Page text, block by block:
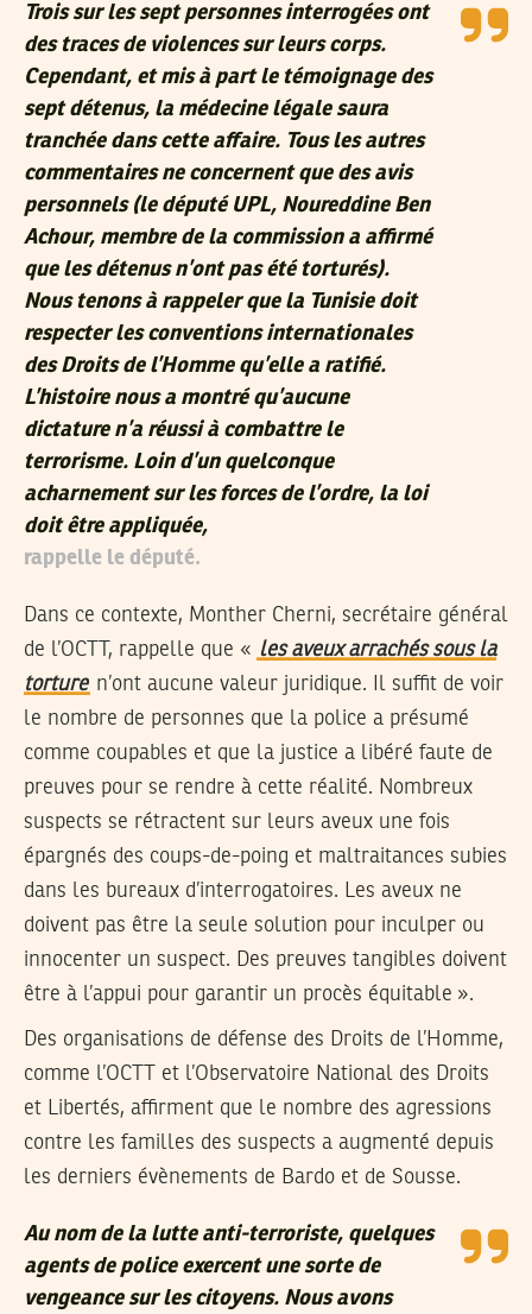
Trois sur les sept personnes interrogées ont
des traces de violences sur leurs corps.
Cependant, et mis à part le témoignage des
sept détenus, la médecine légale saura
tranchée dans cette affaire. Tous les autres
commentaires ne concernent que des avis
personnels (le député UPL, Noureddine Ben
Achour, membre de la commission a affirmé
que les détenus n’ont pas été torturés).
Nous tenons à rappeler que la Tunisie doit
respecter les conventions internationales
des Droits de l’Homme qu’elle a ratifié.
L’histoire nous a montré qu’aucune
dictature n’a réussi à combattre le
terrorisme. Loin d’un quelconque
acharnement sur les forces de l’ordre, la loi
doit être appliquée,
rappelle le député.
Dans ce contexte, Monther Cherni, secrétaire général
de l’OCTT, rappelle que « les aveux arrachés sous la
torture n’ont aucune valeur juridique. Il suffit de voir
le nombre de personnes que la police a présumé
comme coupables et que la justice a libéré faute de
preuves pour se rendre à cette réalité. Nombreux
suspects se rétractent sur leurs aveux une fois
épargnés des coups-de-poing et maltraitances subies
dans les bureaux d’interrogatoires. Les aveux ne
doivent pas être la seule solution pour inculper ou
innocenter un suspect. Des preuves tangibles doivent
être à l’appui pour garantir un procès équitable ».
Des organisations de défense des Droits de l’Homme,
comme l’OCTT et l’Observatoire National des Droits
et Libertés, affirment que le nombre des agressions
contre les familles des suspects a augmenté depuis
les derniers évènements de Bardo et de Sousse.
Au nom de la lutte anti-terroriste, quelques
agents de police exercent une sorte de
vengeance sur les citoyens. Nous avons